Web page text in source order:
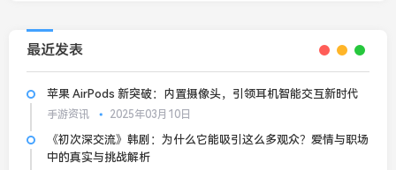
最近发表
苹果 AirPods 新突破：内置摄像头，引领耳机智能交互新时代
手游资讯 2025年03月10日
《初次深交流》韩剧：为什么它能吸引这么多观众？爱情与职场
中的真实与挑战解析